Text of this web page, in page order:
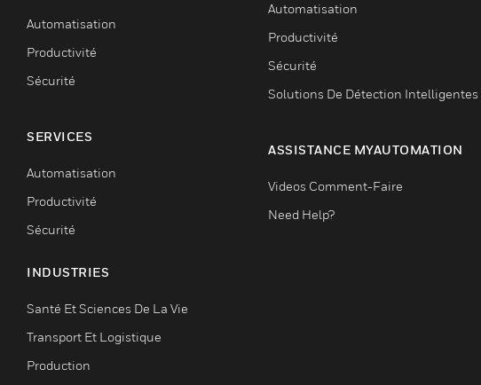
Automatisation
Productivité
Sécurité
SERVICES
Automatisation
Productivité
Sécurité
INDUSTRIES
Santé Et Sciences De La Vie
Transport Et Logistique
Production
Automatisation
Productivité
Sécurité
Solutions De Détection Intelligentes
ASSISTANCE MYAUTOMATION
Videos Comment-Faire
Need Help?